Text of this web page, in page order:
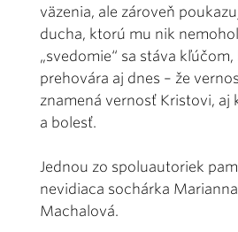
väzenia, ale zároveň
ducha, ktorú mu nik
„svedomie“ sa stáva
prehovára aj dnes – že
znamená vernosť Kristovi, aj
a bolesť.
Jednou zo spoluautoriek
nevidiaca sochárka
Machalová.